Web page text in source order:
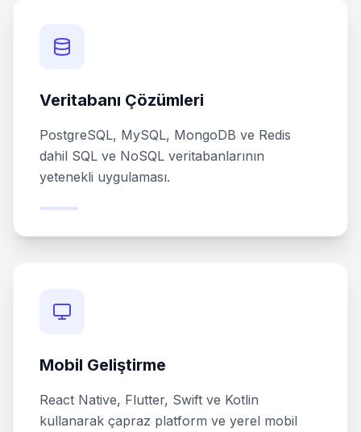
Veritabanı Çözümleri
PostgreSQL, MySQL, MongoDB ve Redis
dahil SQL ve NoSQL veritabanlarının
yetenekli uygulaması.
Mobil Geliştirme
React Native, Flutter, Swift ve Kotlin
kullanarak çapraz platform ve yerel mobil